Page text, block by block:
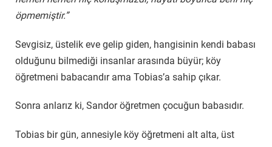
öpmemiştir.”
Sevgisiz, üstelik eve gelip giden, hangisinin kendi babası
olduğunu bilmediği insanlar arasında büyür; köy
öğretmeni babacandır ama Tobias’a sahip çıkar.
Sonra anlarız ki, Sandor öğretmen çocuğun babasıdır.
Tobias bir gün, annesiyle köy öğretmeni alt alta, üst